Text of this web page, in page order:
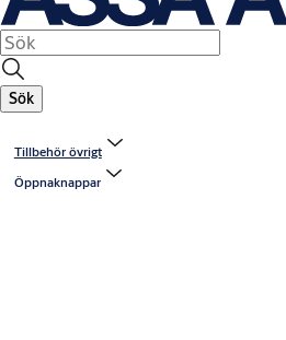
Sök
Tillbehör övrigt
Öppnaknappar